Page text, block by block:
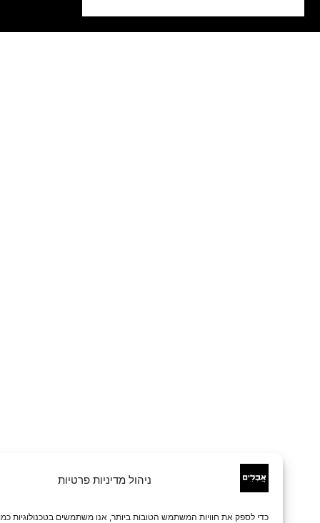
ניהול מדיניות פרטיות
כדי לספק את חוויות המשתמש הטובות ביותר, אנו משתמשים בטכנולוגיות כמו קובצי